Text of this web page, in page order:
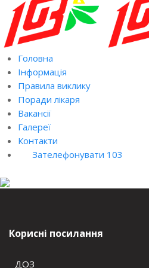
Головна
Інформація
Правила виклику
Поради лікаря
Вакансії
Галереї
Контакти
Зателефонувати 103
Корисні посилання
ДОЗ